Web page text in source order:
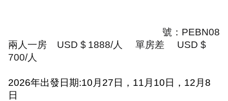
號： PEBN08
兩人一房
USD $ 1888/人 單房差
USD $
700/人
2026年出發日期:10 月 27 日， 11 月 10 日， 12 月 8
日